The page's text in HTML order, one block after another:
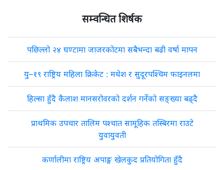
सम्वन्धित शिर्षक
पछिल्लो २४ घण्टामा जाजरकोटमा सबैभन्दा बढी वर्षा मापन
यु–१९ राष्ट्रिय महिला क्रिकेट : मधेश र सुदूरपश्चिम फाइनलमा
हिल्सा हुँदै कैलाश मानसरोवरको दर्शन गर्नेको सङ्ख्या बढ्दै
प्राथमिक उपचार तालिम पश्चात सामूहिक तस्बिरमा राउटे
युवायुवती
कर्णालीमा राष्ट्रिय अपाङ्ग खेलकुद प्रतियोगिता हुँदै